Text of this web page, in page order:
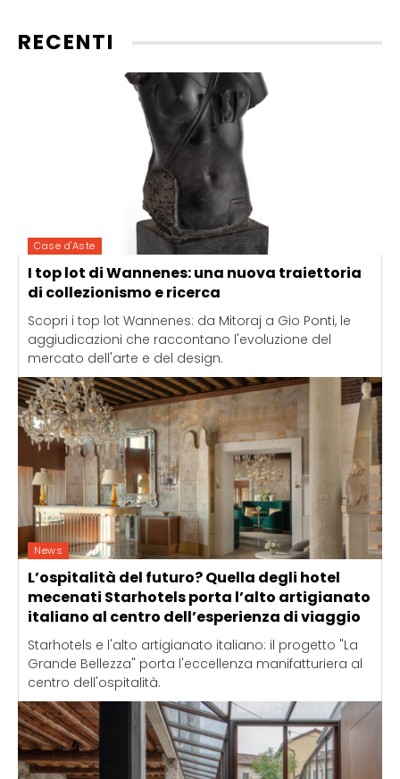
RECENTI
Case d'Aste
I top lot di Wannenes: una nuova traiettoria
di collezionismo e ricerca
Scopri i top lot Wannenes: da Mitoraj a Gio Ponti, le
aggiudicazioni che raccontano l'evoluzione del
mercato dell'arte e del design.
News
L’ospitalità del futuro? Quella degli hotel
mecenati Starhotels porta l’alto artigianato
italiano al centro dell’esperienza di viaggio
Starhotels e l'alto artigianato italiano: il progetto "La
Grande Bellezza" porta l'eccellenza manifatturiera al
centro dell'ospitalità.